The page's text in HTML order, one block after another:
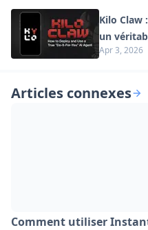
Kilo Claw
un
vous"
Apr 3, 2026
Articles connexes
Comment utiliser